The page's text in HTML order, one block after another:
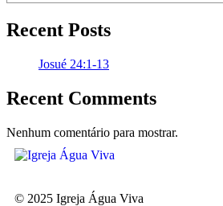
Recent Posts
Josué 24:1-13
Recent Comments
Nenhum comentário para mostrar.
© 2025 Igreja Água Viva